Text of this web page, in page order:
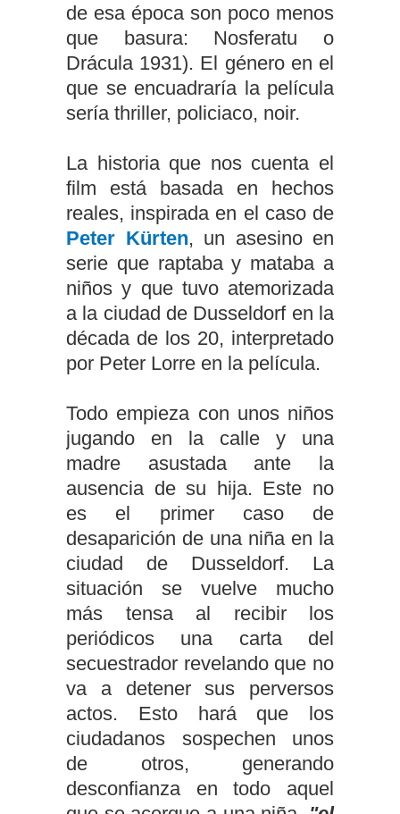
de esa época son poco menos
que basura: Nosferatu o
Drácula 1931). El género en el
que se encuadraría la película
sería thriller, policiaco, noir.
La historia que nos cuenta el
film está basada en hechos
reales, inspirada en el caso de
Peter Kürten, un asesino en
serie que raptaba y mataba a
niños y que tuvo atemorizada
a la ciudad de Dusseldorf en la
década de los 20, interpretado
por Peter Lorre en la película.
Todo empieza con unos niños
jugando en la calle y una
madre asustada ante la
ausencia de su hija. Este no
es el primer caso de
desaparición de una niña en la
ciudad de Dusseldorf. La
situación se vuelve mucho
más tensa al recibir los
periódicos una carta del
secuestrador revelando que no
va a detener sus perversos
actos. Esto hará que los
ciudadanos sospechen unos
de otros, generando
desconfianza en todo aquel